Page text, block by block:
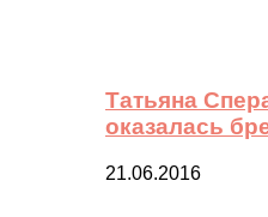
Татьяна
оказалась
21.06.2016